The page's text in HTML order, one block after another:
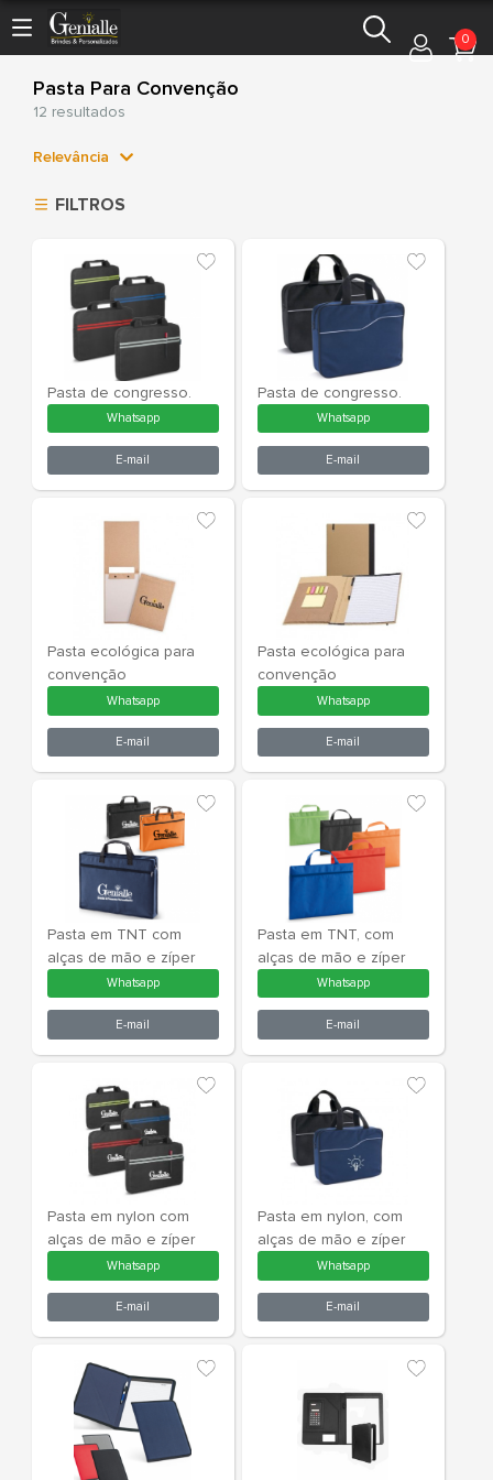
0
Pasta Para Convenção
12 resultados
Relevância
Maior Preço
Ordem Alfabética
FILTROS
Pasta de congresso.
Whatsapp
E-mail
Pasta ecológica para
convenção
Whatsapp
E-mail
Pasta
convenção
Pasta em TNT com
alças de mão e zíper
Whatsapp
E-mail
Pasta em
alças de